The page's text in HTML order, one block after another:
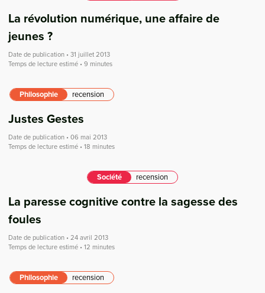
La révolution numérique, une affaire de
jeunes ?
Date de publication • 31 juillet 2013
Temps de lecture estimé • 9 minutes
Philosophie recension
Justes Gestes
Date de publication • 06 mai 2013
Temps de lecture estimé • 18 minutes
Société recension
La paresse cognitive contre la sagesse des
foules
Date de publication • 24 avril 2013
Temps de lecture estimé • 12 minutes
Philosophie recension